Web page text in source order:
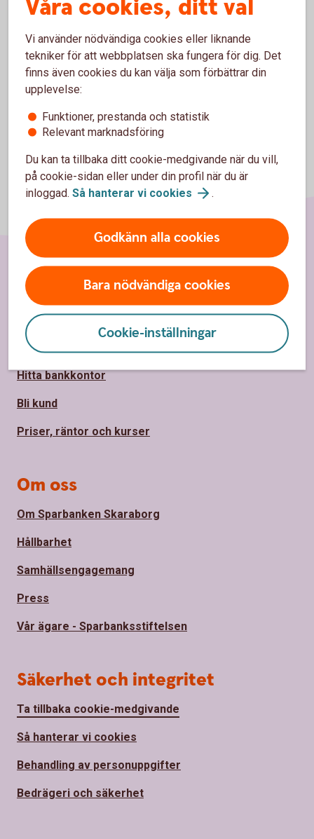
och statistik.
Inställningar för cookies
Våra cookies, ditt val
Vi använder nödvändiga cookies eller liknande
tekniker för att webbplatsen ska fungera för dig. Det
finns även cookies du kan välja som förbättrar din
upplevelse:
Funktioner, prestanda och statistik
Relevant marknadsföring
Du kan ta tillbaka ditt cookie-medgivande när du vill,
på cookie-sidan eller under din profil när du är
inloggad. Så hanterar vi cookies .
Godkänn alla cookies
Bara nödvändiga cookies
Cookie-inställningar
Sidfot
Hitta snabbt
Kundservice
Spärrhjälp
Hitta bankkontor
Bli kund
Priser, räntor och kurser
Om oss
Om Sparbanken Skaraborg
Hållbarhet
Samhällsengagemang
Press
Vår ägare - Sparbanksstiftelsen
Säkerhet och integritet
Ta tillbaka cookie-medgivande
Så hanterar vi cookies
Behandling av personuppgifter
Bedrägeri och säkerhet